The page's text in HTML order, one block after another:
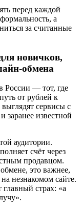
перед каждой
а
за считанные
новичков,
обмена
России — тот, где
от рублей к
сервисы с
заранее известной
аудитории.
счёт через
продавцом.
это важнее,
незнакомом сайте.
страх: «а